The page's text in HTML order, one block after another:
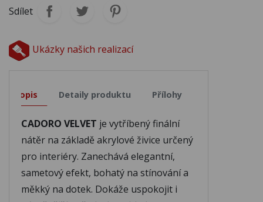
M626 M627 M628
M629 M630 M631
M632 M633 M634
M635 M636 M637
M638 M639 M640
Sdílet
Ukázky našich realizací
Popis Detaily produktu Přílohy
CADORO VELVET je vytříbený finální
nátěr na základě akrylové živice určený
pro interiéry. Zanechává elegantní,
sametový efekt, bohatý na stínování a
měkký na dotek. Dokáže uspokojit i